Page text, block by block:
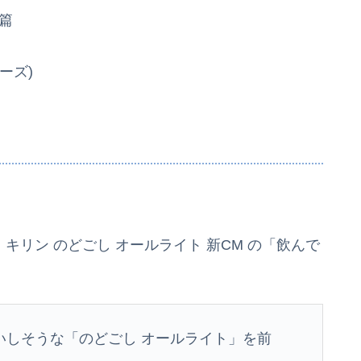
ズ)
リン のどごし オールライト 新CM の「飲んで
そうな「のどごし オールライト」を前